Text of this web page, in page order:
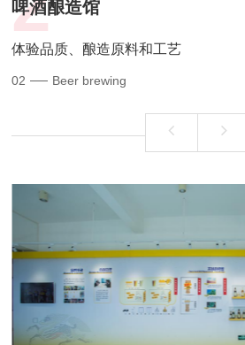
啤酒酿造馆
体验品质、酿造原料和工艺
02 Beer brewing